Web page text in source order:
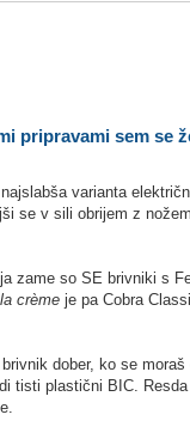
pripravami sem se
varianta
se v sili obrijem z
zame so SE brivniki s
crème je pa Cobra
dober, ko se
tisti plastični BIC.